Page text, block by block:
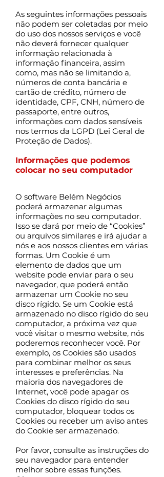
As seguintes informações pessoais
não podem ser coletadas por meio
do uso dos nossos serviços e você
não deverá fornecer qualquer
informação relacionada à
informação financeira, assim
como, mas não se limitando a,
números de conta bancária e
cartão de crédito, número de
identidade, CPF, CNH, número de
passaporte, entre outros,
informações com dados sensíveis
nos termos da LGPD (Lei Geral de
Proteção de Dados).
Informações que podemos
colocar no seu computador
O software Belém Negócios
poderá armazenar algumas
informações no seu computador.
Isso se dará por meio de “Cookies”
ou arquivos similares e irá ajudar a
nós e aos nossos clientes em várias
formas. Um Cookie é um
elemento de dados que um
website pode enviar para o seu
navegador, que poderá então
armazenar um Cookie no seu
disco rígido. Se um Cookie está
armazenado no disco rígido do seu
computador, a próxima vez que
você visitar o mesmo website, nós
poderemos reconhecer você. Por
exemplo, os Cookies são usados
para combinar melhor os seus
interesses e preferências. Na
maioria dos navegadores de
Internet, você pode apagar os
Cookies do disco rígido do seu
computador, bloquear todos os
Cookies ou receber um aviso antes
do Cookie ser armazenado.
Por favor, consulte as instruções do
seu navegador para entender
melhor sobre essas funções.